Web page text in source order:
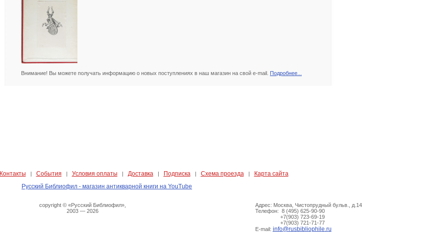
Внимание! Вы можете получать информацию о новых поступлениях в наш магазин на свой e-mail. Подробнее...
Контакты | События | Условия оплаты | Доставка | Подписка | Схема проезда |
Карта сайта
Русский Библиофил - магазин антикварной книги на YouTube
copyright © «Русский Библиофил»,
2003 — 2026
Адрес: Москва, Чистопрудный бульв., д.14
Телефон: 8 (495) 625-90-90
+7(903) 723-69-19
+7(903) 721-71-77
E-mail: info@rusbibliophile.ru